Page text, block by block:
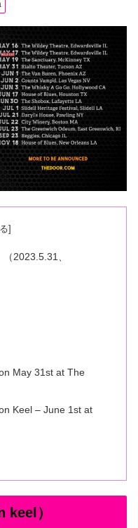
2023.5.31、
May 31st at The
Keel – June 1st at
keel）